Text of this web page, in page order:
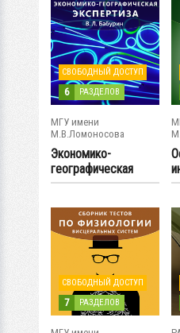
СВОБОДНЫЙ ДОСТУП
6 РАЗДЕЛОВ
МГУ имени
М.В.Ломоносова
Экономико-
географическая
экспертиза
СВОБОДНЫЙ ДОСТУП
7 РАЗДЕЛОВ